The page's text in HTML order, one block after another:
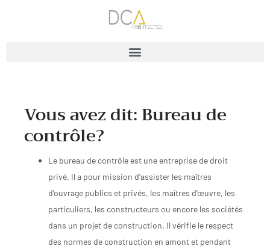
Vous avez dit: Bureau de
contrôle?
Le bureau de contrôle est une entreprise de droit
privé. Il a pour mission d’assister les maîtres
d’ouvrage publics et privés, les maîtres d’œuvre, les
particuliers, les constructeurs ou encore les sociétés
dans un projet de construction. Il vérifie le respect
des normes de construction en amont et pendant